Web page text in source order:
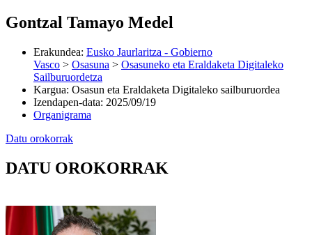
Gontzal Tamayo Medel
Erakundea: Eusko Jaurlaritza - Gobierno
Vasco > Osasuna > Osasuneko eta Eraldaketa Digitaleko
Sailburuordetza
Kargua: Osasun eta Eraldaketa Digitaleko sailburuordea
Izendapen-data: 2025/09/19
Organigrama
Datu orokorrak
DATU OROKORRAK